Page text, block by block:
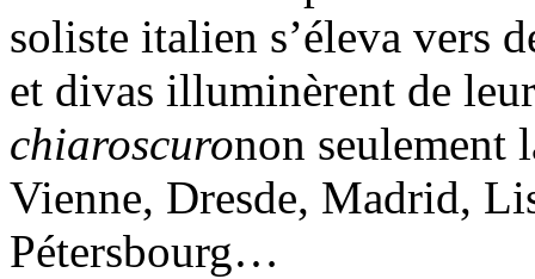
soliste italien s’éleva vers
et divas illuminèrent de
chiaroscuronon seulement
Vienne, Dresde, Madrid,
Pétersbourg…